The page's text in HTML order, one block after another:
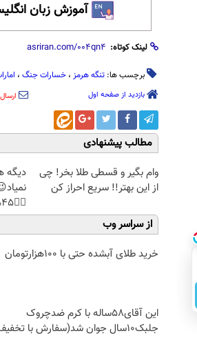
آموزش زبان
لینک کوتاه:
برچسب ها: تنگه هرمز ، خسارات جنگ ،
بازدید از صفحه اول
مطالب پیشنهادی
وام بگیر و قسطی طلا بخر! چی
از این بهتر!! سریع احراز کن
دیگه
👈🏻45%تخفیف
از سراسر وب
خرید طلای آبشده حتی با ۱۰۰هزارتومان
این آقای58ساله با کرم ضدچروک
جلبک10سال جوان شد(سفارش با تخفیف)